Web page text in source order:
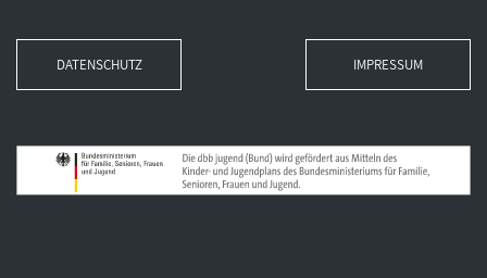
DATENSCHUTZ IMPRESSUM